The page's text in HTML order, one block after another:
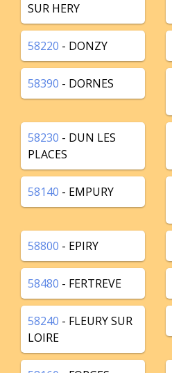
SUR HERY
58220 - DONZY
58390 - DORNES
58230 - DUN LES
PLACES
58140 - EMPURY
58800 - EPIRY
58480 - FERTREVE
58240 - FLEURY SUR
LOIRE